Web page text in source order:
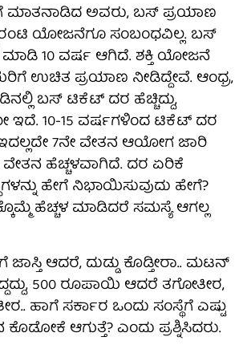
ಮಾತನಾಡಿದ ಅವರು, ಬಸ್‌ ಪ್ರಯಾಣ
ಯೋಜನೆಗೂ ಸಂಬಂಧವಿಲ್ಲ. ಬಸ್
10 ವರ್ಷ ಆಗಿದೆ. ಶಕ್ತಿ ಯೋಜನೆ
ಉಚಿತ ಪ್ರಯಾಣ ನೀಡಿದ್ದೇವೆ. ಆಂಧ್ರ,
ಬಸ್ ಟಿಕೆಟ್ ದರ ಹೆಚ್ಚಿದ್ದು,
ಇದೆ. 10-15 ವರ್ಷಗಳಿಂದ ಟಿಕೆಟ್ ದರ
7ನೇ ವೇತನ ಆಯೋಗ ಜಾರಿ
ಹೆಚ್ಚಳವಾಗಿದೆ. ದರ ಏರಿಕೆ
ಹೇಗೆ ನಿಭಾಯಿಸುವುದು ಹೇಗೆ?
ಹೆಚ್ಚಳ ಮಾಡಿದರೆ ಸಮಸ್ಯೆ ಆಗಲ್ಲ
ಜಾಸ್ತಿ ಆದರೆ, ದುಡ್ಡು ಕೊಡ್ತೀರಾ.. ಮಟನ್‌
500 ರೂಪಾಯಿ ಆದರೆ ತಗೋತೀರ,
ಹಾಗೆ ಸರ್ಕಾರ ಒಂದು ಸಂಸ್ಥೆಗೆ ಎಷ್ಟು
ಆಗುತ್ತೆ? ಎಂದು ಪ್ರಶ್ನಿಸಿದರು.